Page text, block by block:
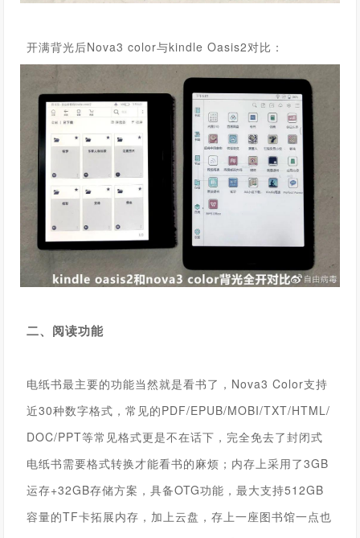
开满背光后Nova3 color与kindle Oasis2对比：
二、阅读功能
电纸书最主要的功能当然就是看书了， Nova3 Color支持
近30种数字格式，常见的PDF/EPUB/MOBI/TXT/HTML/
DOC/PPT等常见格式更是不在话下，完全免去了封闭式
电纸书需要格式转换才能看书的麻烦； 内存上采用了3GB
运存+32GB存储方案，具备OTG功能，最大支持512GB
容量的TF卡拓展内存，加上云盘，存上一座图书馆一点也